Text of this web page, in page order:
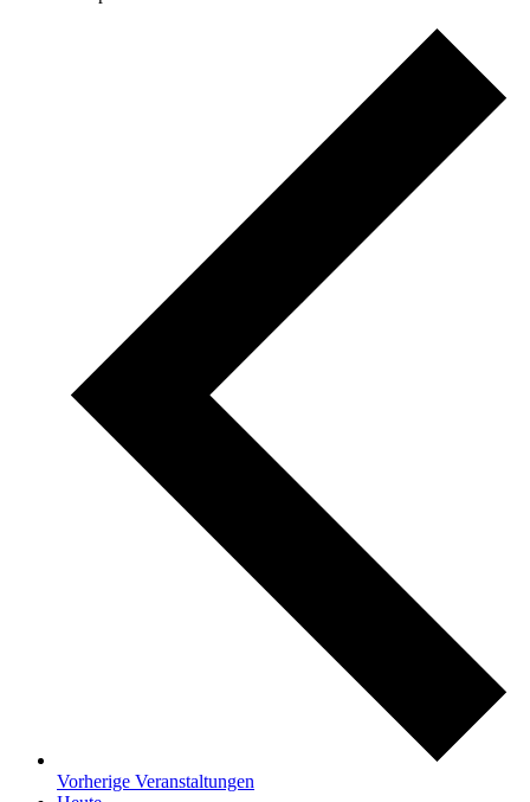
Vorherige Veranstaltungen